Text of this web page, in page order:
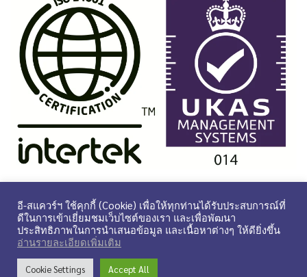
©2026E-SQUARE. ALL RIGHTS RESERVED. POWERED BY
อี-สแควร์ฯ ใช้คุกกี้ (Cookie) เพื่อให้ทุกท่านได้รับประสบการณ์ที่
ดีในการเข้าเยี่ยมชมเว็บไซต์ของเรา และเพื่อพัฒนา
ประสิทธิภาพในการนำเสนอข้อมูล และเนื้อหาต่างๆ ให้ดียิ่งขึ้น
อ่านรายละเอียดเพิ่มเติม
Cookie Settings Accept All